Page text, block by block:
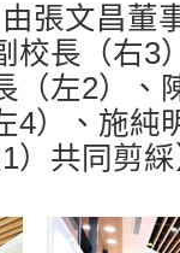
張文昌董
校長（右3
（左2）、
4）、施純
）共同剪